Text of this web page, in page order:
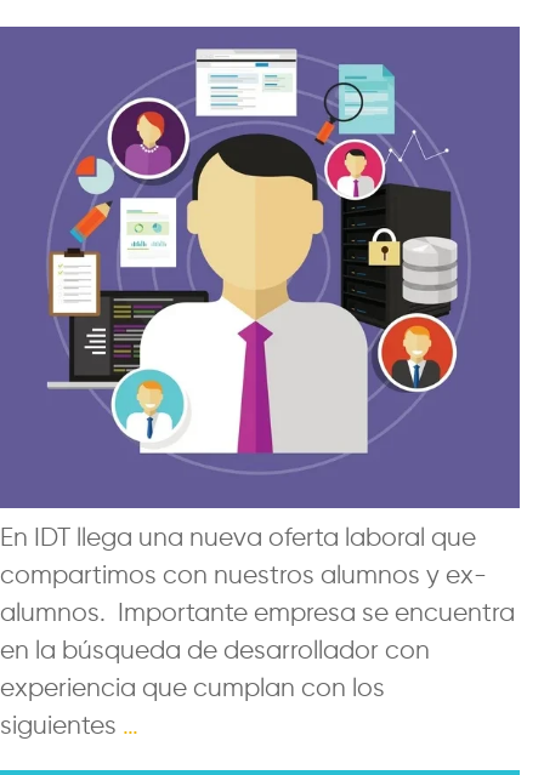
En IDT llega una nueva oferta laboral que
compartimos con nuestros alumnos y ex-
alumnos. Importante empresa se encuentra
en la búsqueda de desarrollador con
experiencia que cumplan con los
siguientes …